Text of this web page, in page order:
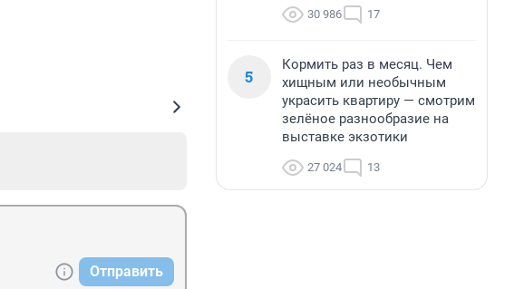
Отправить
30 986 17
5
Кормить раз в месяц. Чем
хищным или необычным
украсить квартиру — смотрим
зелёное разнообразие на
выставке экзотики
27 024 13